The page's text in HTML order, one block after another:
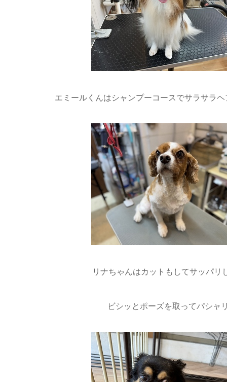
エミールくんはシャンプーコースでサラサラ
リナちゃんはカットもしてサッパリ
ビシッとポーズを取ってパシャ